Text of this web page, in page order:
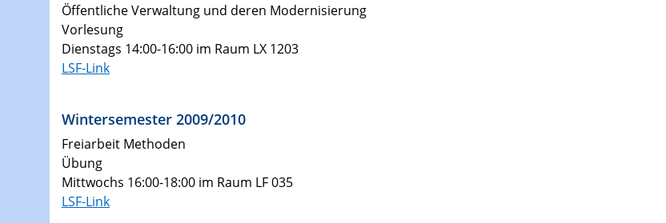
Öffentliche Verwaltung und deren Modernisierung
Vorlesung
Dienstags 14:00-16:00 im Raum LX 1203
LSF-Link
Wintersemester 2009/2010
Freiarbeit Methoden
Übung
Mittwochs 16:00-18:00 im Raum LF 035
LSF-Link